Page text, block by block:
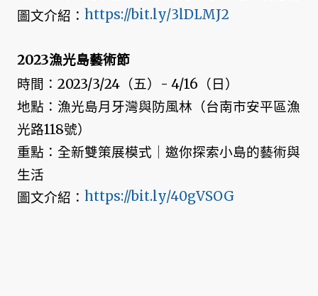
圖文介紹： https://bit.ly/3lDLMJ2
2023漁光島藝術節
時間：2023/3/24（五）- 4/16（日）
地點：漁光島月牙灣與防風林（台南市安平區漁
光路118號）
重點：全新雙策展模式｜邀你探索小島的藝術與
生活
圖文介紹： https://bit.ly/40gVSOG